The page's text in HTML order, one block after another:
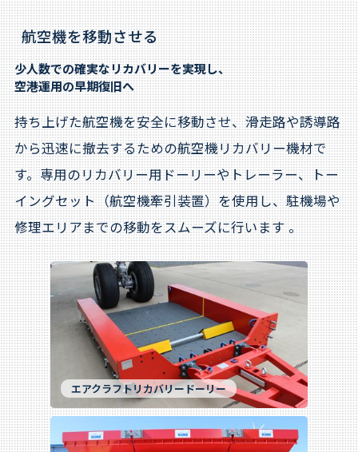
航空機を移動させる
少人数での確実なリカバリーを実現し、
空港運用の早期復旧へ
持ち上げた航空機を安全に移動させ、滑走路や誘導路
から迅速に撤去するための航空機リカバリー機材で
す。専用のリカバリー用ドーリーやトレーラー、トー
イングセット（航空機牽引装置）を使用し、駐機場や
修理エリアまでの移動をスムーズに行います 。
エアクラフトリカバリードーリー